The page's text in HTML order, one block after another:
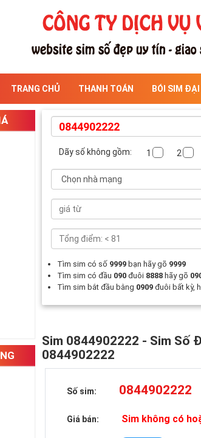
TRANG CHỦ THANH TOÁN BÓI SIM
Dãy số không gồm: 1 2
Tìm sim có số 9999 bạn hãy gõ 9999
Tìm sim có đầu 090đuôi 8888 hãy gõ
Tìm sim bắt đầu bằng 0909 đuôi bất kỳ,
Sim 0844902222 - Sim Số
0844902222
Số sim: 0844902222
Giá bán: Sim không có